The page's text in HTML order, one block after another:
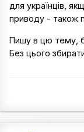
для українців,
приводу - також
Пишу в цю тему,
Без цього